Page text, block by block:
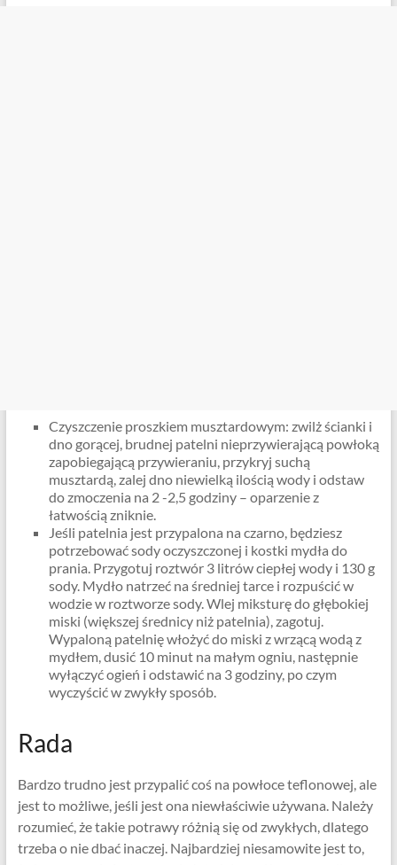
Czyszczenie proszkiem musztardowym: zwilż ścianki i
dno gorącej, brudnej patelni nieprzywierającą powłoką
zapobiegającą przywieraniu, przykryj suchą
musztardą, zalej dno niewielką ilością wody i odstaw
do zmoczenia na 2 -2,5 godziny – oparzenie z
łatwością zniknie.
Jeśli patelnia jest przypalona na czarno, będziesz
potrzebować sody oczyszczonej i kostki mydła do
prania. Przygotuj roztwór 3 litrów ciepłej wody i 130 g
sody. Mydło natrzeć na średniej tarce i rozpuścić w
wodzie w roztworze sody. Wlej miksturę do głębokiej
miski (większej średnicy niż patelnia), zagotuj.
Wypaloną patelnię włożyć do miski z wrzącą wodą z
mydłem, dusić 10 minut na małym ogniu, następnie
wyłączyć ogień i odstawić na 3 godziny, po czym
wyczyścić w zwykły sposób.
Rada
Bardzo trudno jest przypalić coś na powłoce teflonowej, ale
jest to możliwe, jeśli jest ona niewłaściwie używana. Należy
rozumieć, że takie potrawy różnią się od zwykłych, dlatego
trzeba o nie dbać inaczej. Najbardziej niesamowite jest to,